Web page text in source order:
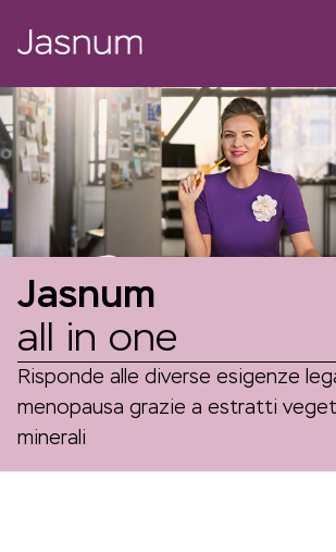
Jasnum
all in one
Risponde alle diverse esigenze
menopausa grazie a estratti
minerali